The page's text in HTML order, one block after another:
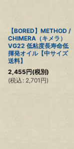
【BORED】METHOD /
CHIMERA（キメラ）
VG22 低粘度長寿命低
揮発オイル【中サイズ
送料】
2,455円(税別)
(税込 : 2,701 円)